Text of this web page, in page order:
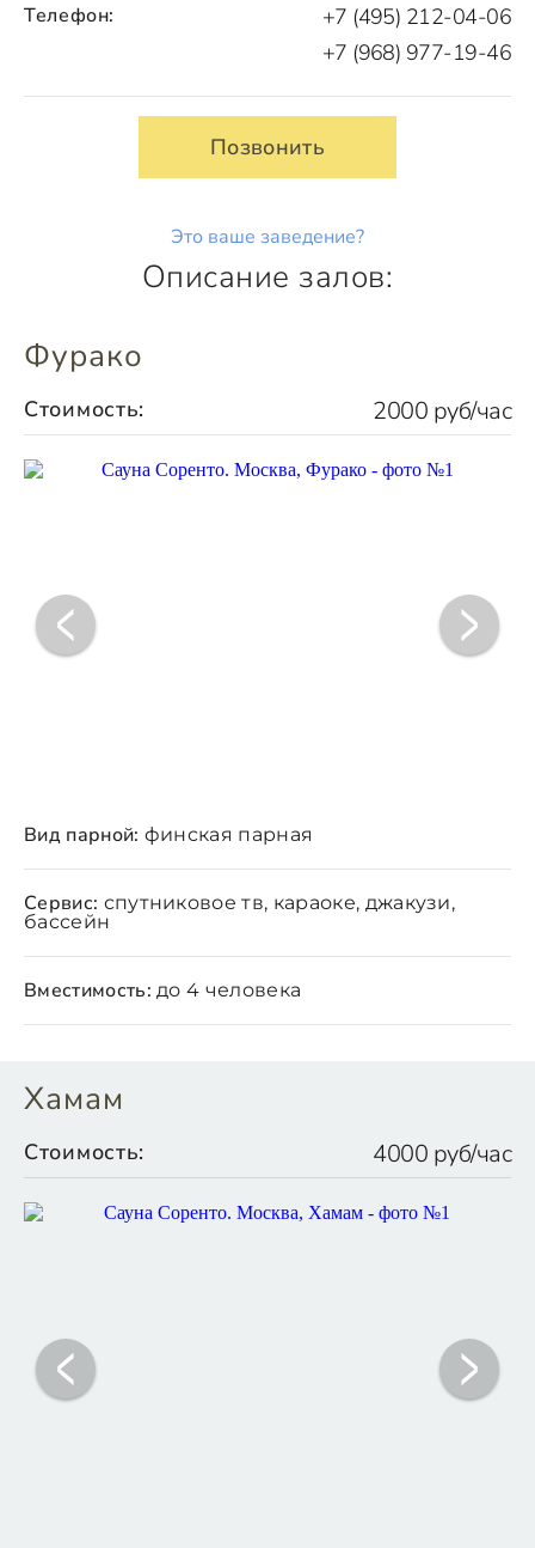
Телефон:
+7 (495) 212-04-06
+7 (968) 977-19-46
Позвонить
Это ваше заведение?
Описание залов:
Фурако
Стоимость: 2000 руб/час
Вид парной: финская парная
Сервис: спутниковое тв, караоке, джакузи,
бассейн
Вместимость: до 4 человека
Хамам
Стоимость: 4000 руб/час